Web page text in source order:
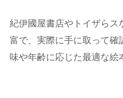
紀伊國屋書店やトイザらス
富で、実際に手に取って確
味や年齢に応じた最適な絵